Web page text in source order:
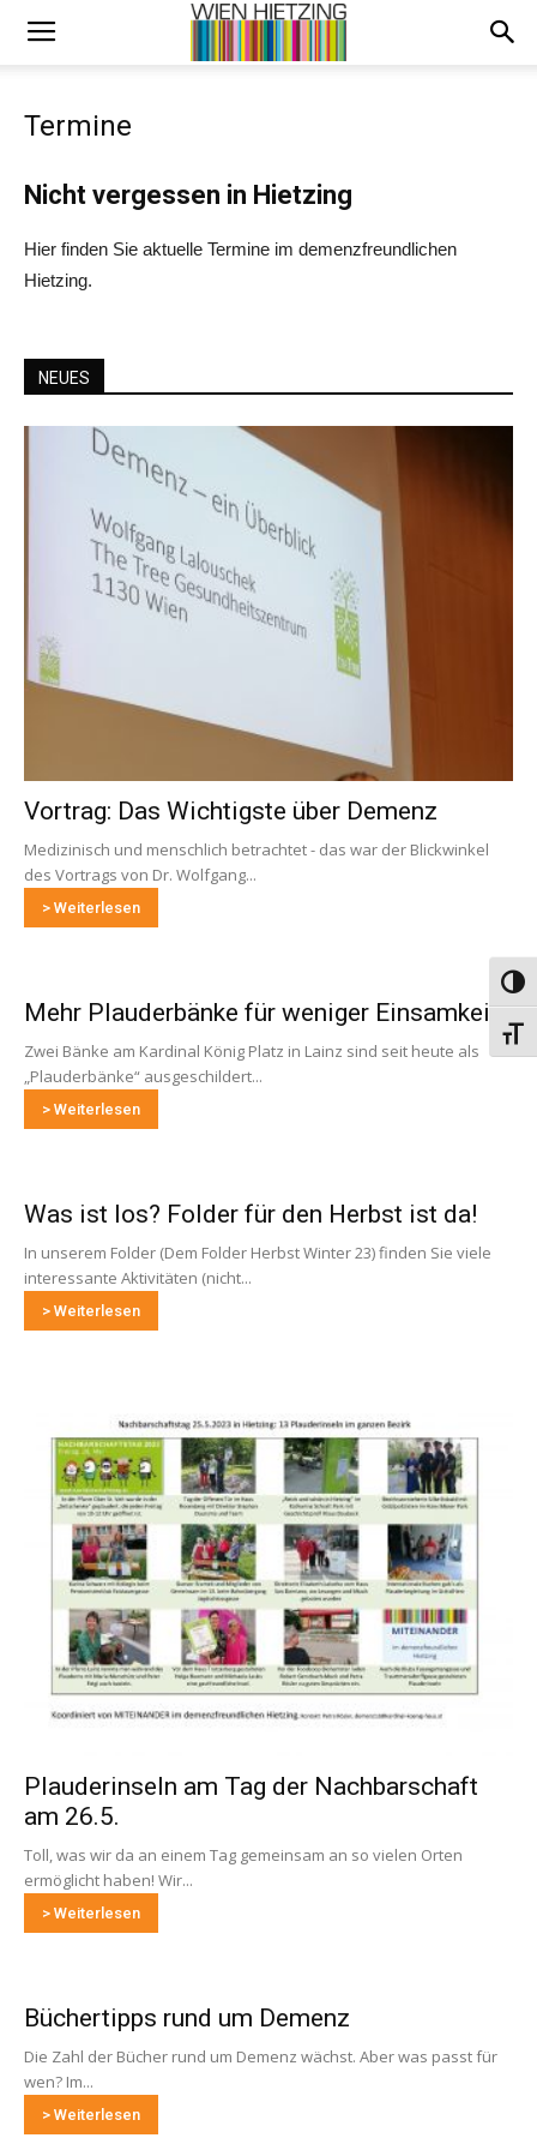
Termine
Nicht vergessen in Hietzing
Hier finden Sie aktuelle Termine im demenzfreundlichen
Hietzing.
NEUES
Vortrag: Das Wichtigste über Demenz
Medizinisch und menschlich betrachtet - das war der Blickwinkel
des Vortrags von Dr. Wolfgang...
> Weiterlesen
Mehr Plauderbänke für weniger Einsamkeit
Zwei Bänke am Kardinal König Platz in Lainz sind seit heute als
„Plauderbänke“ ausgeschildert...
> Weiterlesen
Was ist los? Folder für den Herbst ist da!
In unserem Folder (Dem Folder Herbst Winter 23) finden Sie viele
interessante Aktivitäten (nicht...
> Weiterlesen
Plauderinseln am Tag der Nachbarschaft
am 26.5.
Toll, was wir da an einem Tag gemeinsam an so vielen Orten
ermöglicht haben! Wir...
> Weiterlesen
Büchertipps rund um Demenz
Die Zahl der Bücher rund um Demenz wächst. Aber was passt für
wen? Im...
> Weiterlesen